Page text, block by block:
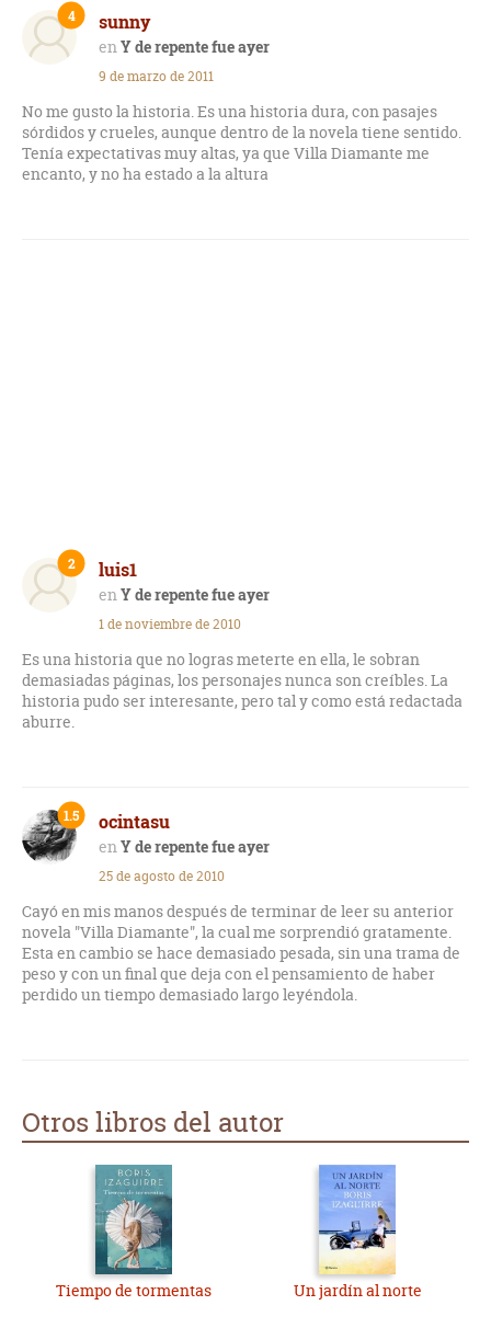
Revolución recién estrenada...
Me ha encantado, me ha atrapado, me ha enganchado!!!
sunny
Y de repente fue ayer
4
9 de marzo de 2011
No me gusto la historia. Es una historia dura, con pasajes
sórdidos y crueles, aunque dentro de la novela tiene sentido.
Tenía expectativas muy altas, ya que Villa Diamante me
encanto, y no ha estado a la altura
luis1
Y de repente fue ayer
2
1 de noviembre de 2010
Es una historia que no logras meterte en ella, le sobran
demasiadas páginas, los personajes nunca son creíbles. La
historia pudo ser interesante, pero tal y como está redactada
aburre.
ocintasu
Y de repente fue ayer
1.5
25 de agosto de 2010
Cayó en mis manos después de terminar de leer su anterior
novela "Villa Diamante", la cual me sorprendió gratamente.
Esta en cambio se hace demasiado pesada, sin una trama de
peso y con un final que deja con el pensamiento de haber
perdido un tiempo demasiado largo leyéndola.
Otros libros del autor
Tiempo de tormentas Un jardín al norte